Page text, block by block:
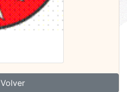
Volver